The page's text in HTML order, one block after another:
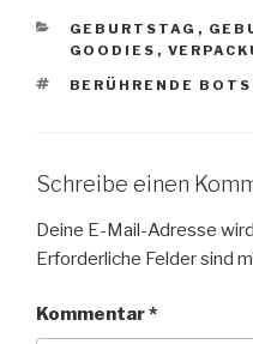
KATEGORIEN
GEBURTSTAG ,
GOODIES ,
SCHLAGWÖRTER
BERÜHRENDE
Schreibe einen
Deine E-Mail-Adresse
Erforderliche Felder sind
Kommentar*